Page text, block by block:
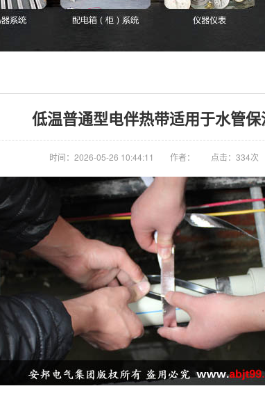
低温普通型电伴热带适用于水管保
时间：2026-05-26 10:44:11 作者： 点击： 334次